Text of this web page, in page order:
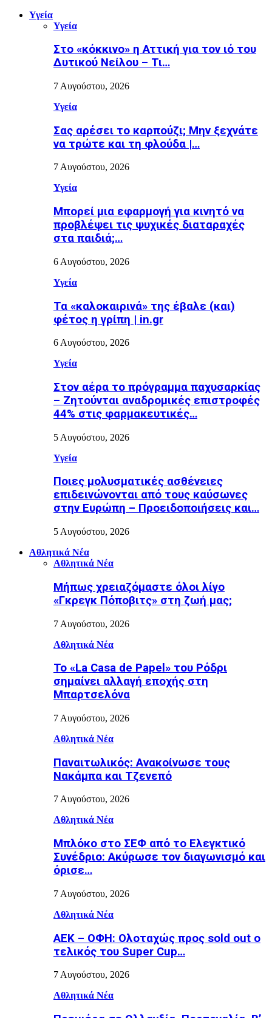
Υγεία
Υγεία
Στο «κόκκινο» η Αττική για τον ιό του
Δυτικού Νείλου – Τι…
7 Αυγούστου, 2026
Υγεία
Σας αρέσει το καρπούζι; Μην ξεχνάτε
να τρώτε και τη φλούδα |…
7 Αυγούστου, 2026
Υγεία
Μπορεί μια εφαρμογή για κινητό να
προβλέψει τις ψυχικές διαταραχές
στα παιδιά;…
6 Αυγούστου, 2026
Υγεία
Τα «καλοκαιρινά» της έβαλε (και)
φέτος η γρίπη | in.gr
6 Αυγούστου, 2026
Υγεία
Στον αέρα το πρόγραμμα παχυσαρκίας
– Ζητούνται αναδρομικές επιστροφές
44% στις φαρμακευτικές…
5 Αυγούστου, 2026
Υγεία
Ποιες μολυσματικές ασθένειες
επιδεινώνονται από τους καύσωνες
στην Ευρώπη – Προειδοποιήσεις και…
5 Αυγούστου, 2026
Αθλητικά Νέα
Αθλητικά Νέα
Μήπως χρειαζόμαστε όλοι λίγο
«Γκρεγκ Πόποβιτς» στη ζωή μας;
7 Αυγούστου, 2026
Αθλητικά Νέα
Το «La Casa de Papel» του Ρόδρι
σημαίνει αλλαγή εποχής στη
Μπαρτσελόνα
7 Αυγούστου, 2026
Αθλητικά Νέα
Παναιτωλικός: Ανακοίνωσε τους
Νακάμπα και Τζενεπό
7 Αυγούστου, 2026
Αθλητικά Νέα
Μπλόκο στο ΣΕΦ από το Ελεγκτικό
Συνέδριο: Ακύρωσε τον διαγωνισμό και
όρισε…
7 Αυγούστου, 2026
Αθλητικά Νέα
ΑΕΚ – ΟΦΗ: Ολοταχώς προς sold out ο
τελικός του Super Cup…
7 Αυγούστου, 2026
Αθλητικά Νέα